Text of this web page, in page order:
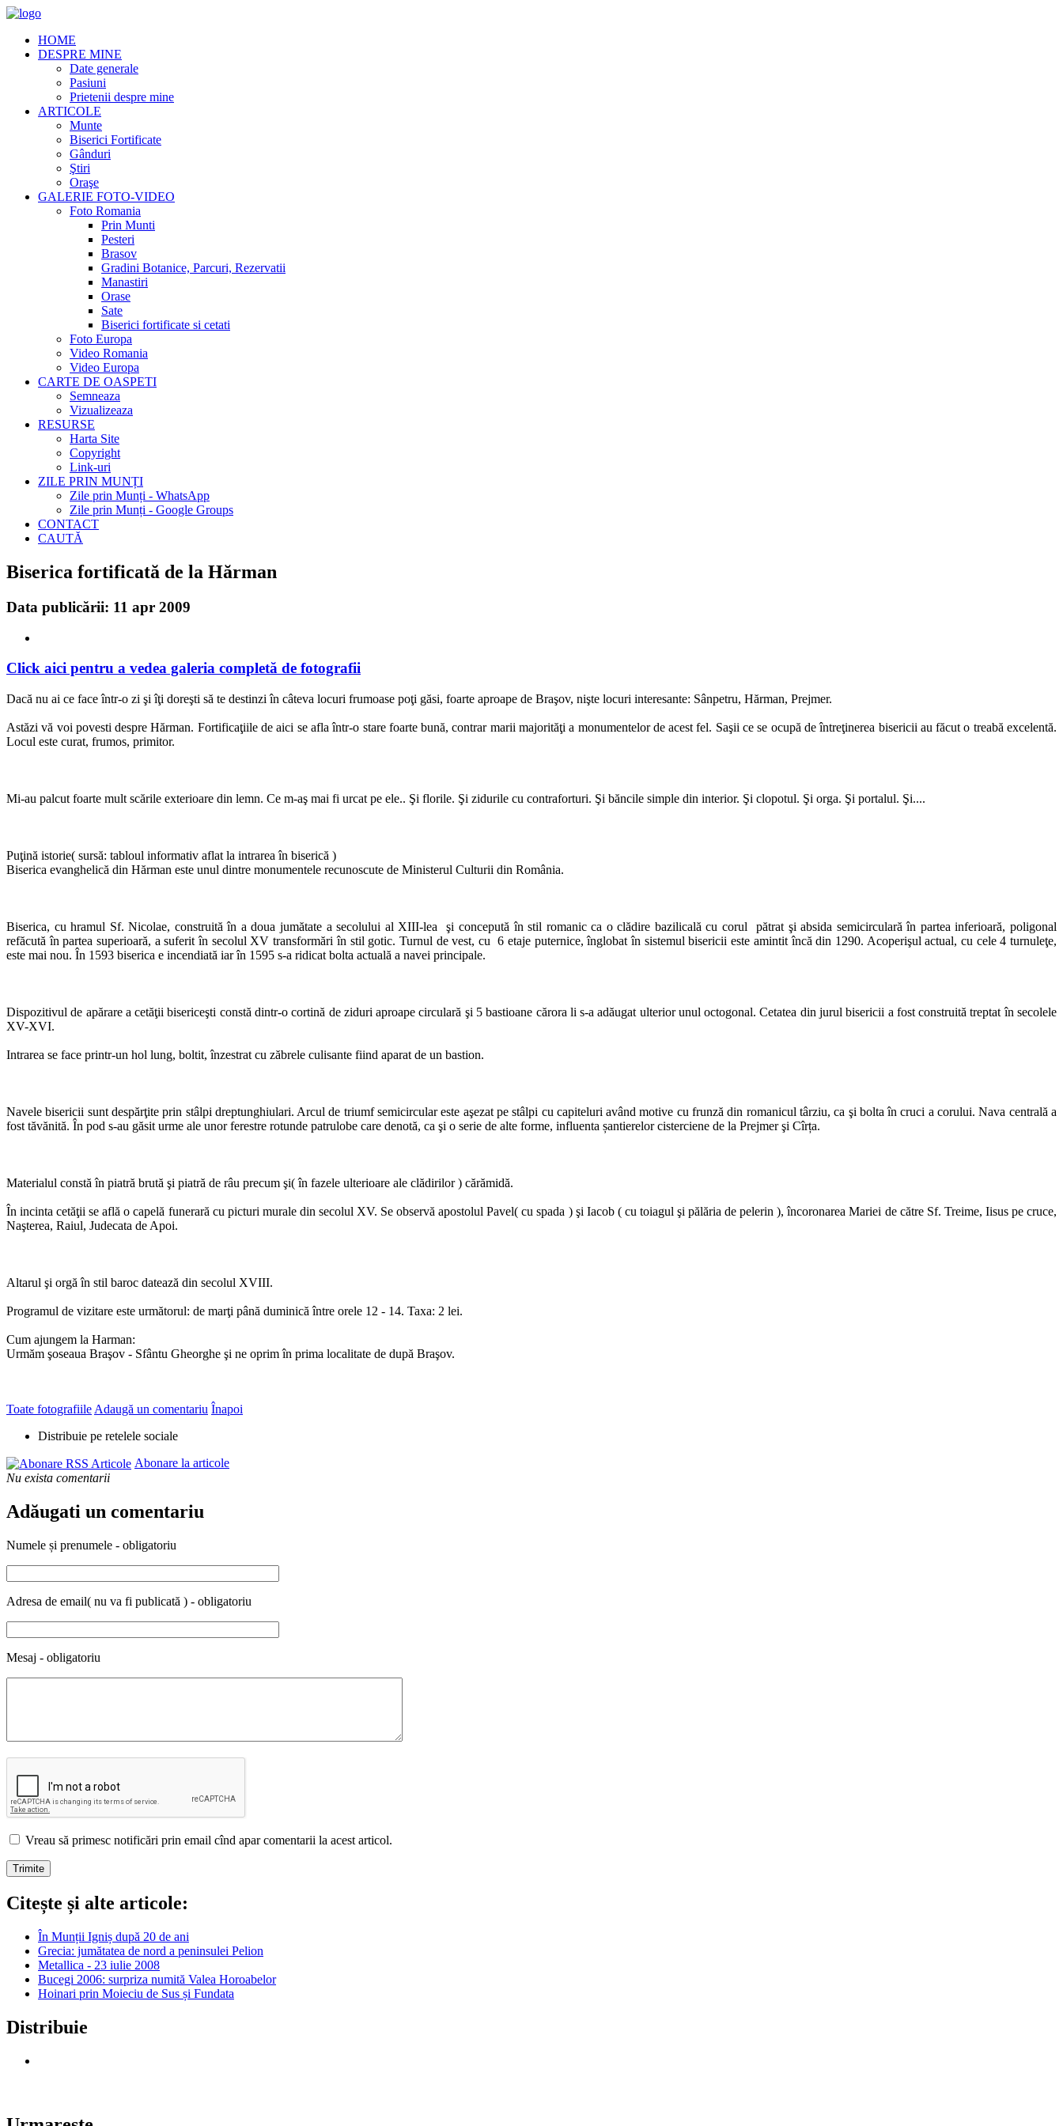
HOME
DESPRE MINE
Date generale
Pasiuni
Prietenii despre mine
ARTICOLE
Munte
Biserici Fortificate
Gânduri
Ştiri
Oraşe
GALERIE FOTO-VIDEO
Foto Romania
Prin Munti
Pesteri
Brasov
Gradini Botanice, Parcuri, Rezervatii
Manastiri
Orase
Sate
Biserici fortificate si cetati
Foto Europa
Video Romania
Video Europa
CARTE DE OASPETI
Semneaza
Vizualizeaza
RESURSE
Harta Site
Copyright
Link-uri
ZILE PRIN MUNȚI
Zile prin Munți - WhatsApp
Zile prin Munți - Google Groups
CONTACT
CAUTĂ
Biserica fortificată de la Hărman
Data publicării: 11 apr 2009
Click aici pentru a vedea galeria completă de fotografii
Dacă nu ai ce face într-o zi şi îţi doreşti să te destinzi în câteva locuri frumoase poţi găsi, foarte aproape de Braşov, nişte locuri interesante: Sânpetru, Hărman, Prejmer.
Astăzi vă voi povesti despre Hărman. Fortificaţiile de aici se afla într-o stare foarte bună, contrar marii majorităţi a monumentelor de acest fel. Saşii ce se ocupă de întreţinerea bisericii au făcut o treabă excelentă.
Locul este curat, frumos, primitor.
Mi-au palcut foarte mult scările exterioare din lemn. Ce m-aş mai fi urcat pe ele.. Şi florile. Şi zidurile cu contraforturi. Şi băncile simple din interior. Şi clopotul. Şi orga. Şi portalul. Şi....
Puţină istorie( sursă: tabloul informativ aflat la intrarea în biserică )
Biserica evanghelică din Hărman este unul dintre monumentele recunoscute de Ministerul Culturii din România.
Biserica, cu hramul Sf. Nicolae, construită în a doua jumătate a secolului al XIII-lea şi concepută în stil romanic ca o clădire bazilicală cu corul pătrat şi absida semicirculară în partea inferioară, poligonal
refăcută în partea superioară, a suferit în secolul XV transformări în stil gotic. Turnul de vest, cu 6 etaje puternice, înglobat în sistemul bisericii este amintit încă din 1290. Acoperişul actual, cu cele 4 turnuleţe,
este mai nou. În 1593 biserica e incendiată iar în 1595 s-a ridicat bolta actuală a navei principale.
Dispozitivul de apărare a cetăţii bisericeşti constă dintr-o cortină de ziduri aproape circulară şi 5 bastioane cărora li s-a adăugat ulterior unul octogonal. Cetatea din jurul bisericii a fost construită treptat în secolele
XV-XVI.
Intrarea se face printr-un hol lung, boltit, înzestrat cu zăbrele culisante fiind aparat de un bastion.
Navele bisericii sunt despărţite prin stâlpi dreptunghiulari. Arcul de triumf semicircular este aşezat pe stâlpi cu capiteluri având motive cu frunză din romanicul târziu, ca şi bolta în cruci a corului. Nava centrală a
fost tăvănită. În pod s-au găsit urme ale unor ferestre rotunde patrulobe care denotă, ca şi o serie de alte forme, influenta șantierelor cisterciene de la Prejmer şi Cîrța.
Materialul constă în piatră brută şi piatră de râu precum şi( în fazele ulterioare ale clădirilor ) cărămidă.
În incinta cetăţii se află o capelă funerară cu picturi murale din secolul XV. Se observă apostolul Pavel( cu spada ) şi Iacob ( cu toiagul şi pălăria de pelerin ), încoronarea Mariei de către Sf. Treime, Iisus pe cruce,
Naşterea, Raiul, Judecata de Apoi.
Altarul şi orgă în stil baroc datează din secolul XVIII.
Programul de vizitare este următorul: de marţi până duminică între orele 12 - 14. Taxa: 2 lei.
Cum ajungem la Harman:
Urmăm şoseaua Braşov - Sfântu Gheorghe şi ne oprim în prima localitate de după Braşov.
Toate fotografiile Adaugă un comentariu Înapoi
Distribuie pe retelele sociale
Abonare la articole
Nu exista comentarii
Adăugati un comentariu
Numele și prenumele - obligatoriu
Adresa de email( nu va fi publicată ) - obligatoriu
Mesaj - obligatoriu
Vreau să primesc notificări prin email cînd apar comentarii la acest articol.
Citește și alte articole:
În Munții Igniș după 20 de ani
Grecia: jumătatea de nord a peninsulei Pelion
Metallica - 23 iulie 2008
Bucegi 2006: surpriza numită Valea Horoabelor
Hoinari prin Moieciu de Sus și Fundata
Distribuie